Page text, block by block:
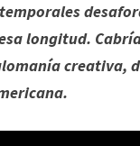
longitud.
creativa,